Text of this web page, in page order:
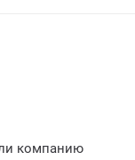
компанию